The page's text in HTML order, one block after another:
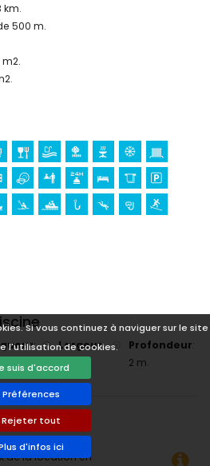
Si vous continuez à naviguer sur le site
l'utilisation de cookies.
suis d'accord
Préférences
Rejeter tout
d'infos ici
à Jávea, Costa Blanca
ruines (Molinos de Viento,
(Histórico de Jávea) (à
de l'hébergement)
Puerto, Jávea), monument (Pueblo
historique (Pueblo de Jávea et
kilomètres de l'hébergement)
1000 mètres de la villa)
canoë, kayak, pêche, plongée,
de 5 kilomètres de la villa)
et équitation (à moins de 10
kilomètres de la villa)
km.
500 m.
:
Largeur:
4 m.
Profondeur:
2 m.
de la location en